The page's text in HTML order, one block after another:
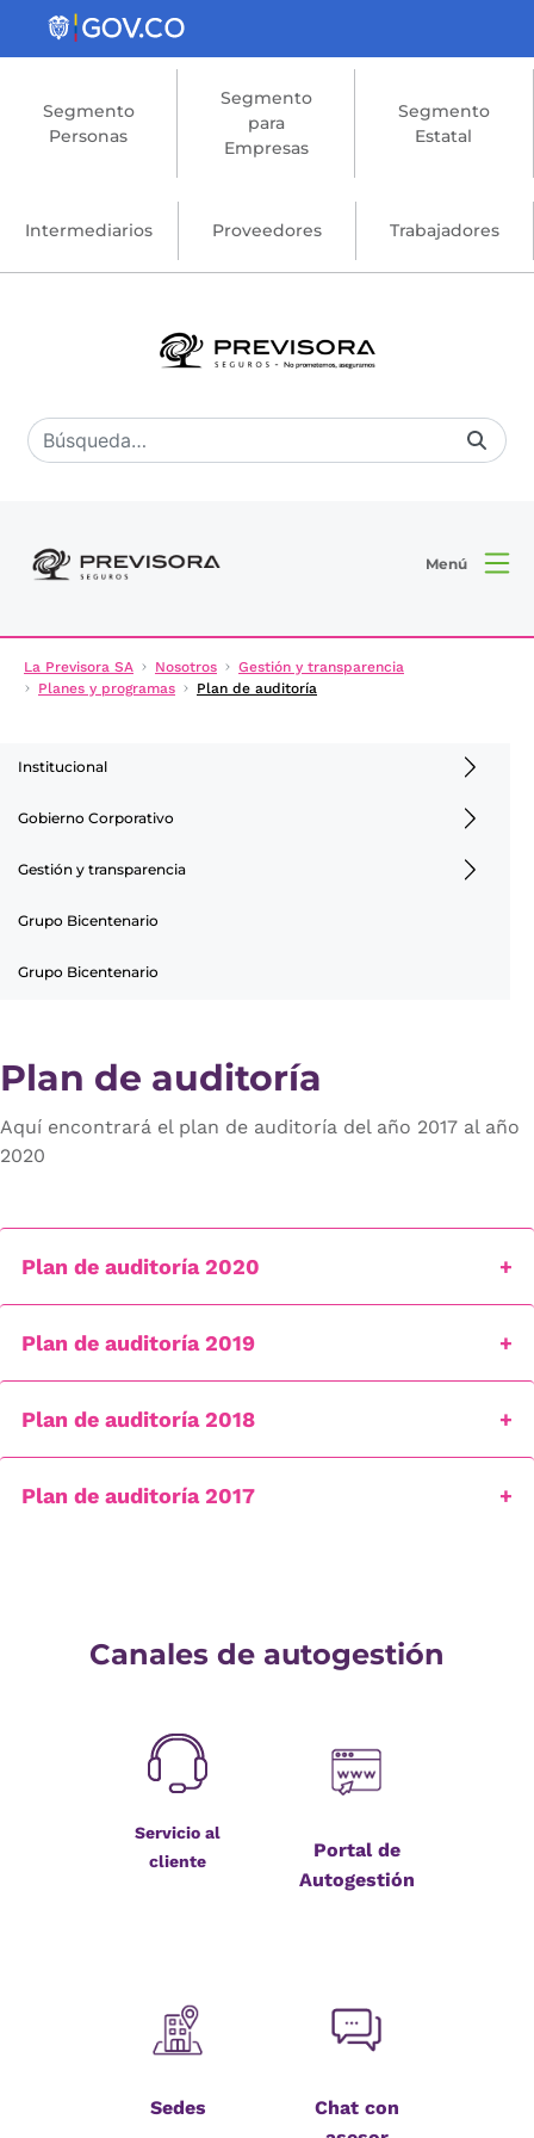
Saltar al contenido principal
Segmento
Personas
Segmento
para
Empresas
Segmento
Estatal
Intermediarios Proveedores Trabajadores
Menú
La Previsora SA Nosotros
Gestión y transparencia
Planes y programas
Plan de auditoría
Institucional
Gobierno Corporativo
Gestión y transparencia
Grupo Bicentenario
Grupo Bicentenario
Plan de auditoría
Aquí encontrará el plan de auditoría del año 2017 al año
2020
Plan de auditoría 2020
Plan de auditoría 2019
Plan de auditoría 2018
Plan de auditoría 2017
Canales de autogestión
Servicio al
cliente
Portal de
Autogestión
Sedes
Chat con